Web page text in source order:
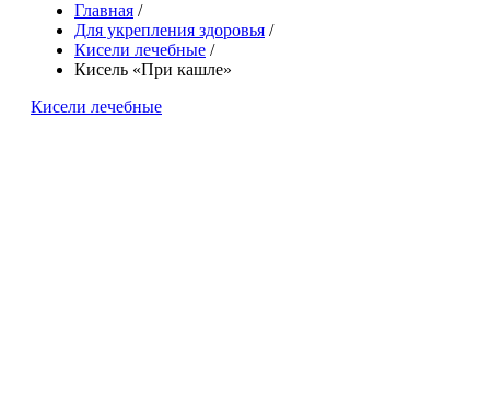
Главная /
Для укрепления здоровья /
Кисели лечебные /
Кисель «При кашле»
Кисели лечебные